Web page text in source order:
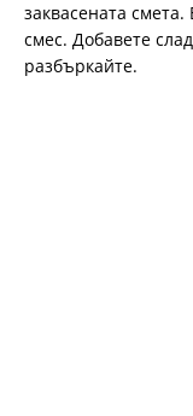
заквасената
смес. Добавете
разбъркайте.